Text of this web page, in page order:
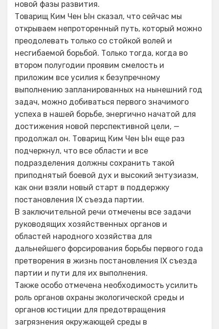
новой фазы развития.
Товарищ Ким Чен Ын сказал, что сейчас мы
открываем непроторенный путь, который можно
преодолевать только со стойкой волей и
несгибаемой борьбой. Только тогда, когда во
втором полугодии проявим смелость и
приложим все усилия к безупречному
выполнению запланированных на нынешний год
задач, можно добиваться первого значимого
успеха в нашей борьбе, энергично начатой для
достижения новой перспективной цели, —
продолжал он. Товарищ Ким Чен Ын еще раз
подчеркнул, что все области и все
подразделения должны сохранить такой
приподнятый боевой дух и высокий энтузиазм,
как они взяли новый старт в поддержку
постановления IX съезда партии.
В заключительной речи отмечены все задачи
руководящих хозяйственных органов и
областей народного хозяйства для
дальнейшего форсирования борьбы первого года
претворения в жизнь постановления IX съезда
партии и пути для их выполнения.
Также особо отмечена необходимость усилить
роль органов охраны экологической среды и
органов юстиции для предотвращения
загрязнения окружающей среды в